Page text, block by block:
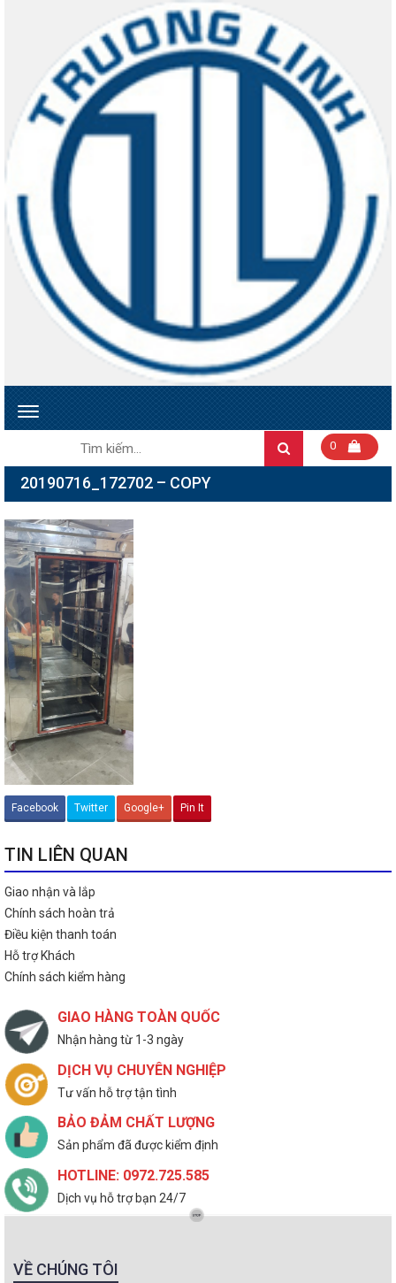
Toggle
Tìm
Search0
20190716_172702 – COPY
Facebook Twitter Google+ Pin It
TIN LIÊN QUAN
Giao nhận và lắp
Chính sách hoàn trả
Điều kiện thanh toán
Hỗ trợ Khách
Chính sách kiểm hàng
GIAO HÀNG TOÀN QUỐC
Nhận hàng từ 1-3 ngày
DỊCH VỤ CHUYÊN NGHIỆP
Tư vấn hỗ trợ tận tình
BẢO ĐẢM CHẤT LƯỢNG
Sản phẩm đã được kiểm định
HOTLINE: 0972.725.585
Dịch vụ hỗ trợ bạn 24/7
VỀ CHÚNG TÔI